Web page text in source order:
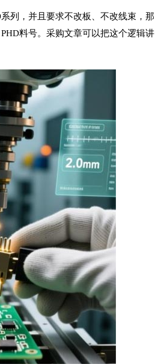
列，并且要求不改板、不改线束，那
料号。采购文章可以把这个逻辑讲